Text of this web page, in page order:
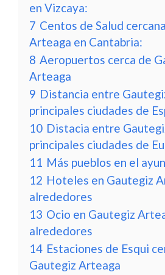
en Vizcaya:
7 Centos de Salud
Arteaga en Cantabria:
8 Aeropuertos cerca de
Arteaga
9 Distancia entre
principales ciudades de
10 Distacia entre
principales ciudades de
11 Más pueblos en el
12 Hoteles en Gautegiz
alrededores
13 Ocio en Gautegiz
alrededores
14 Estaciones de Esqui
Gautegiz Arteaga